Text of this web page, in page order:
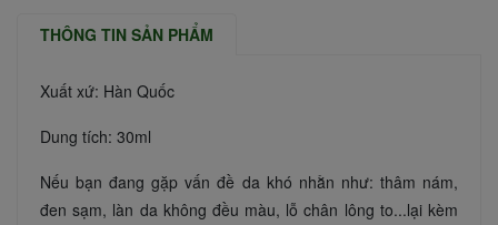
THÔNG TIN SẢN PHẨM
Xuất xứ: Hàn Quốc
Dung tích: 30ml
Nếu bạn đang gặp vấn đề da khó nhằn như: thâm nám,
đen sạm, làn da không đều màu, lỗ chân lông to...lại kèm